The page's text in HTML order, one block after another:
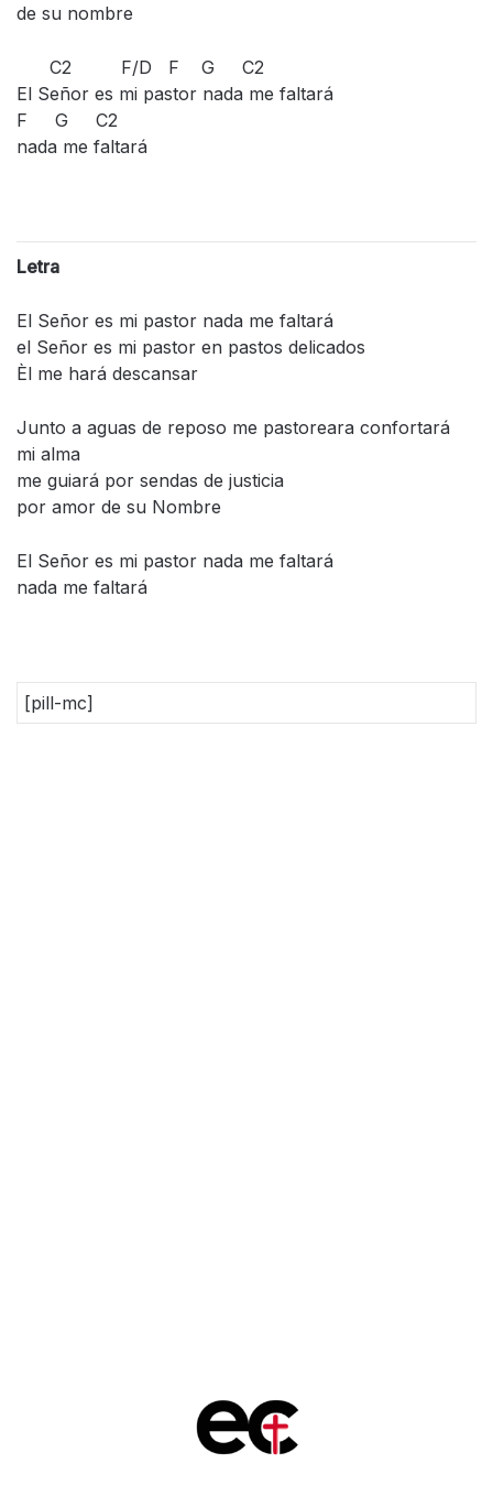
de su nombre
C2 F/D F G C2
El Señor es mi pastor nada me faltará
F G C2
nada me faltará
Letra
El Señor es mi pastor nada me faltará
el Señor es mi pastor en pastos delicados
Èl me hará descansar
Junto a aguas de reposo me pastoreara confortará
mi alma
me guiará por sendas de justicia
por amor de su Nombre
El Señor es mi pastor nada me faltará
nada me faltará
[pill-mc]